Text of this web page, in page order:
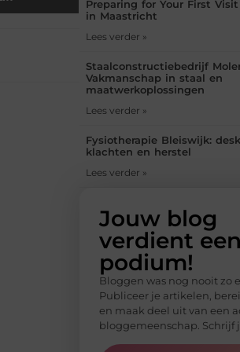
Preparing for Your First
in Maastricht
Lees verder »
Staalconstructiebedrijf
Vakmanschap in staal en
maatwerkoplossingen
Lees verder »
Fysiotherapie Bleiswijk:
klachten en herstel
Lees verder »
Jouw blog
verdient een
podium!
Bloggen was nog nooit zo
Publiceer je artikelen,
en maak deel uit van een
bloggemeenschap. Schrijf